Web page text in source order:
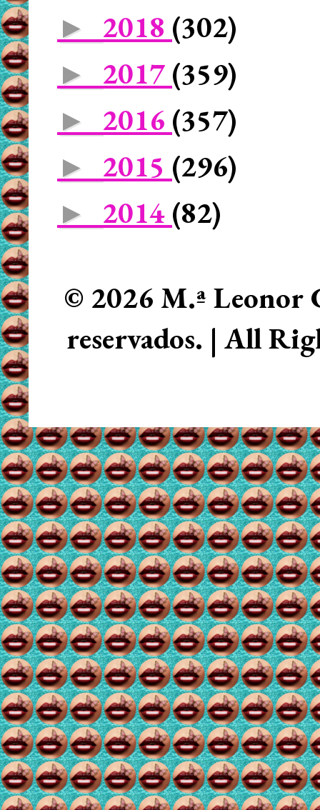
► 2018 (302)
► 2017 (359)
► 2016 (357)
► 2015 (296)
► 2014 (82)
© 2026 M.ª Leonor
reservados. | All